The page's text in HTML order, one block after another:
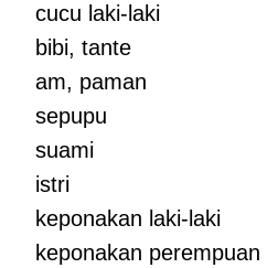
cucu laki-laki
bibi, tante
am, paman
sepupu
suami
istri
keponakan laki-laki
keponakan perempuan